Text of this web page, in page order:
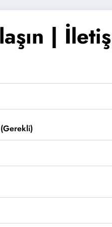
|
(gerekli)